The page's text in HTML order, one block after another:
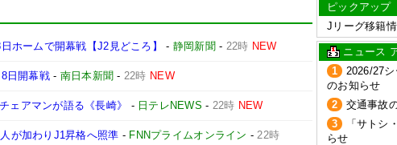
ホームで開幕戦【J2見どころ】 - 静岡新聞 - 22時 NEW
日開幕戦- 南日本新聞 - 22時 NEW
ェアマンが語る《長崎》 - 日テレNEWS - 22時 NEW
が加わりJ1昇格へ照準 - FNNプライムオンライン -22時
ピックアップ
Jリーグ移籍
ニュース
1
2026/27
のお知らせ
2
交通事故
3
「サトシ
らせ